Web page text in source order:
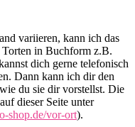
variieren, kann ich das
Torten in Buchform z.B.
dich gerne telefonisch
Dann kann ich dir den
du sie dir vorstellst. Die
dieser Seite unter
shop.de/vor-ort).